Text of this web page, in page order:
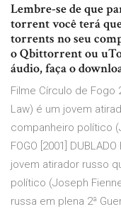
Lembre-se de que
torrent você terá
torrents no seu
o Qbittorrent ou
áudio, faça o
Filme Círculo de Fogo
Law) é um jovem
companheiro político
FOGO [2001]
jovem atirador russo
político (Joseph
russa em plena 2ª